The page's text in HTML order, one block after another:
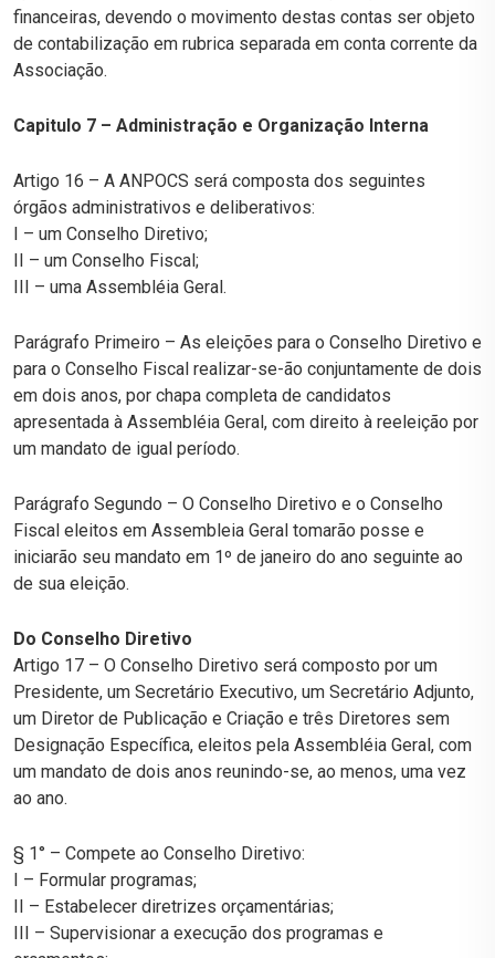
financeiras, devendo o movimento destas contas ser objeto
de contabilização em rubrica separada em conta corrente da
Associação.
Capitulo 7 – Administração e Organização Interna
Artigo 16 – A ANPOCS será composta dos seguintes
órgãos administrativos e deliberativos:
I – um Conselho Diretivo;
II – um Conselho Fiscal;
III – uma Assembléia Geral.
Parágrafo Primeiro – As eleições para o Conselho Diretivo e
para o Conselho Fiscal realizar-se-ão conjuntamente de dois
em dois anos, por chapa completa de candidatos
apresentada à Assembléia Geral, com direito à reeleição por
um mandato de igual período.
Parágrafo Segundo – O Conselho Diretivo e o Conselho
Fiscal eleitos em Assembleia Geral tomarão posse e
iniciarão seu mandato em 1º de janeiro do ano seguinte ao
de sua eleição.
Do Conselho Diretivo
Artigo 17 – O Conselho Diretivo será composto por um
Presidente, um Secretário Executivo, um Secretário Adjunto,
um Diretor de Publicação e Criação e três Diretores sem
Designação Específica, eleitos pela Assembléia Geral, com
um mandato de dois anos reunindo-se, ao menos, uma vez
ao ano.
§ 1° – Compete ao Conselho Diretivo:
I – Formular programas;
II – Estabelecer diretrizes orçamentárias;
III – Supervisionar a execução dos programas e